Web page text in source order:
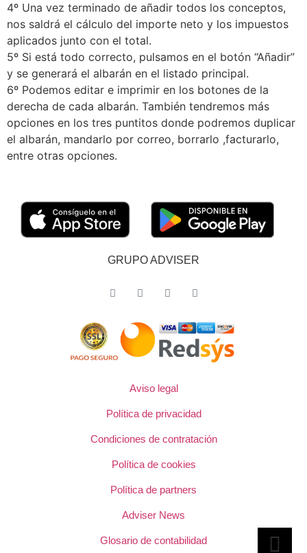
4º Una vez terminado de añadir todos los conceptos,
nos saldrá el cálculo del importe neto y los impuestos
aplicados junto con el total.
5º Si está todo correcto, pulsamos en el botón “Añadir”
y se generará el albarán en el listado principal.
6º Podemos editar e imprimir en los botones de la
derecha de cada albarán. También tendremos más
opciones en los tres puntitos donde podremos duplicar
el albarán, mandarlo por correo, borrarlo ,facturarlo,
entre otras opciones.
GRUPO ADVISER
Aviso legal
Política de privacidad
Condiciones de contratación
Política de cookies
Política de partners
Adviser News
Glosario de contabilidad